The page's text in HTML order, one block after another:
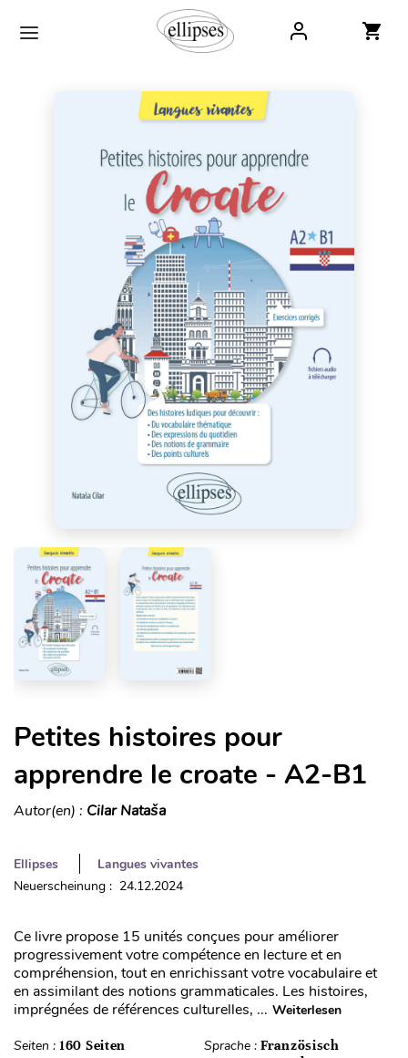
Petites histoires pour
apprendre le croate - A2-B1
Autor(en) : Cilar Nataša
Ellipses
Langues vivantes
Neuerscheinung : 24.12.2024
Ce livre propose 15 unités conçues pour améliorer
progressivement votre compétence en lecture et en
compréhension, tout en enrichissant votre vocabulaire et
en assimilant des notions grammaticales. Les histoires,
imprégnées de références culturelles, ... Weiterlesen
Seiten : 160 Seiten Sprache : Französisch